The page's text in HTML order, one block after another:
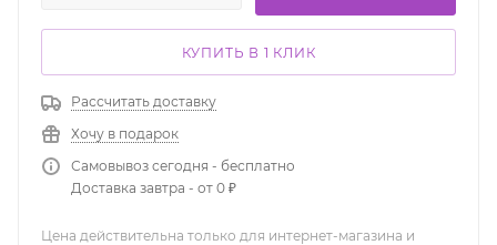
КУПИТЬ В 1 КЛИК
Рассчитать доставку
Хочу в подарок
Самовывоз сегодня - бесплатно
Доставка завтра - от 0 ₽
Цена действительна только для интернет-магазина и